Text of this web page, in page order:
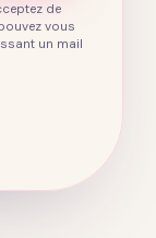
de
vous
un mail